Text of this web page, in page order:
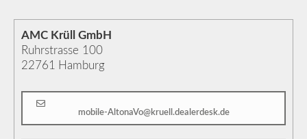
AMC Krüll GmbH
Ruhrstrasse 100
22761
Hamburg
mobile-AltonaVo@kruell.dealerdesk.de